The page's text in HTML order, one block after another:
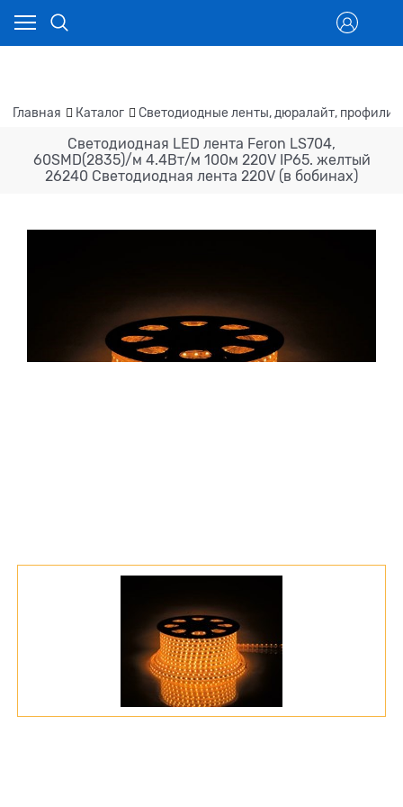
Главная Каталог Светодиодные ленты, дюралайт, профили
Cветодиодная LED лента Feron LS704,
60SMD(2835)/м 4.4Вт/м 100м 220V IP65. желтый
26240 Светодиодная лента 220V (в бобинах)